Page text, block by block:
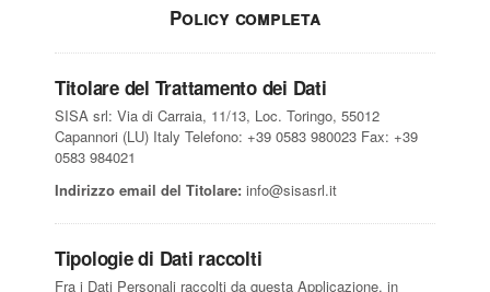
Policy completa
Titolare del Trattamento dei Dati
SISA srl: Via di Carraia, 11/13, Loc. Toringo, 55012
Capannori (LU) Italy Telefono: +39 0583 980023 Fax: +39
0583 984021
Indirizzo email del Titolare: info@sisasrl.it
Tipologie di Dati raccolti
Fra i Dati Personali raccolti da questa Applicazione, in